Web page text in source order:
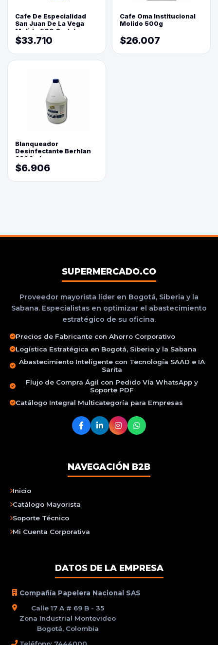
Cafe De Especialidad
San Juan De La Vega
Molido 500 Grs(=)
$33.710
Cafe Oma Institucional
Molido 500g
$26.007
Blanqueador
Desinfectante Berhlan
3800ml
$6.906
SUPERMERCADO.CO
Proveedor mayorista líder en Bogotá, Siberia y la
Sabana. Especialistas en optimizar el abastecimiento
estratégico de su oficina.
Precios de Fabricante con Ahorro Corporativo
Logística Estratégica en Bogotá, Siberia y la Sabana
Abastecimiento Inteligente con Tecnología SAAD e IA
Sarita
Flujo de Compra Ágil con Pedido Vía WhatsApp y
Soporte PDF
Catálogo Integral Multicategoría para Empresas
NAVEGACIÓN B2B
Inicio
Catálogo Mayorista
Soporte Técnico
Mi Cuenta Corporativa
DATOS DE LA EMPRESA
Compañía Papelera Nacional SAS
Calle 17 A # 69 B - 35
Zona Industrial Montevideo
Bogotá, Colombia